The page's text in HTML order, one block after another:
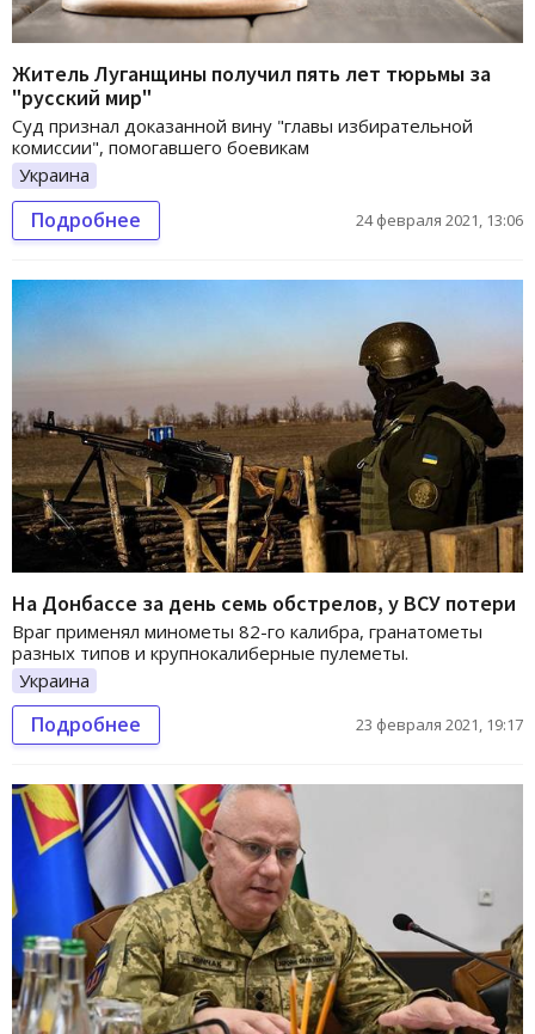
Житель Луганщины получил пять лет тюрьмы за
"русский мир"
Суд признал доказанной вину "главы избирательной
комиссии", помогавшего боевикам
Украина
Подробнее 24 февраля 2021, 13:06
На Донбассе за день семь обстрелов, у ВСУ потери
Враг применял минометы 82-го калибра, гранатометы
разных типов и крупнокалиберные пулеметы.
Украина
Подробнее 23 февраля 2021, 19:17